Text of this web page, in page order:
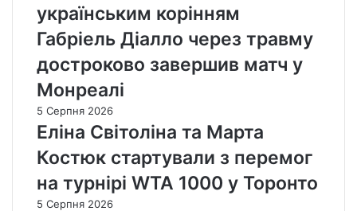
українським корінням
Габріель Діалло через травму
достроково завершив матч у
Монреалі
5 Серпня 2026
Еліна Світоліна та Марта
Костюк стартували з перемог
на турнірі WTA 1000 у Торонто
5 Серпня 2026